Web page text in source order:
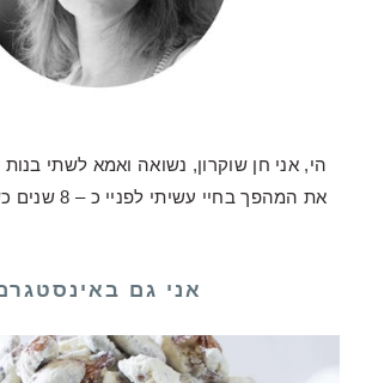
הי, אני חן שוקרון, נשואה ואמא לשתי
את המהפך בחיי עשיתי לפניי כ – 8 שנים כשהייתי...
אני גם